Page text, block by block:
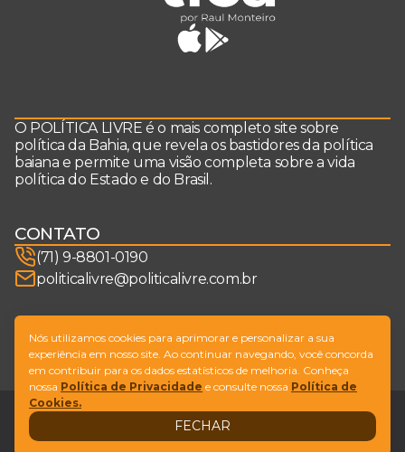
O POLÍTICA LIVRE é o mais completo site sobre
política da Bahia, que revela os bastidores da política
baiana e permite uma visão completa sobre a vida
política do Estado e do Brasil.
CONTATO
(71) 9-8801-0190
politicalivre@politicalivre.com.br
SIGA-NOS
© Copyright Política Livre. All Rights Reserved
Design by NVGO
LegalFale conosco
Nós utilizamos cookies para aprimorar e personalizar a sua
experiência em nosso site. Ao continuar navegando, você concorda
em contribuir para os dados estatísticos de melhoria. Conheça
nossa Política de Privacidade e consulte nossa Política de
Cookies.
FECHAR